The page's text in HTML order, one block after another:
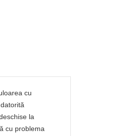
cu
la
cu problema